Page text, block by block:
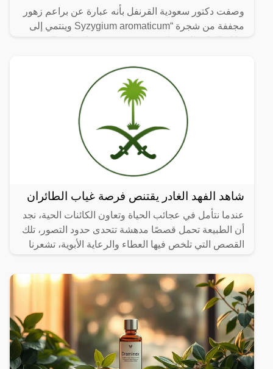
وصفت دكتور سعودية القرنفل بأنه عبارة عن براعم زهور
مجففة من شجرة “Syzygium aromaticum وينتمي إلى
شاهد الفهد الغادر يقتنص فرصة غياب الطائران
عندما نتأمل في عجائب الحياة وتعاون الكائنات الحية، نجد
أن الطبيعة تحمل قصصًا مدهشة تتحدى حدود التصور، تلك
القصص التي تلخص فيها العطاء والرعاية الأبوية، تشعرنا